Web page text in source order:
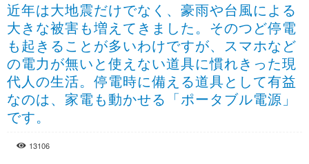
近年は大地震だけでなく、豪雨や台風による
大きな被害も増えてきました。そのつど停電
も起きることが多いわけですが、スマホなど
の電力が無いと使えない道具に慣れきった現
代人の生活。停電時に備える道具として有益
なのは、家電も動かせる「ポータブル電源」
です。
13106